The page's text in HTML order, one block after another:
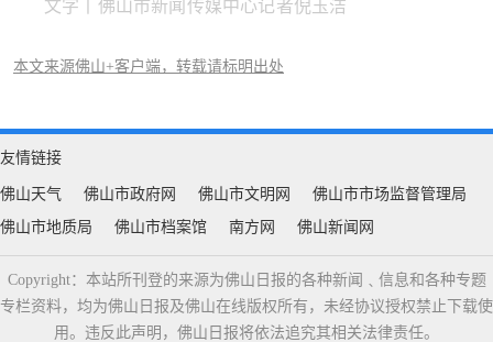
文字丨佛山市新闻传媒中心记者倪玉洁
本文来源佛山+客户端，转载请标明出处
友情链接
佛山天气 佛山市政府网 佛山市文明网
佛山市市场监督管理局
佛山市地质局
佛山市档案馆 南方网 佛山新闻网
Copyright：本站所刊登的来源为佛山日报的各种新闻﹑信息和各种专题
专栏资料，均为佛山日报及佛山在线版权所有，未经协议授权禁止下载使
用。违反此声明，佛山日报将依法追究其相关法律责任。